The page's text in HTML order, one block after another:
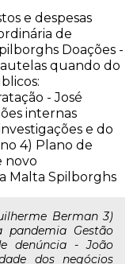
e despesas
de
Doações -
quando do
- José
internas
e do
4) Plano de
novo
Malta Spilborghs
Berman 3)
pandemia Gestão
denúncia - João
dos negócios